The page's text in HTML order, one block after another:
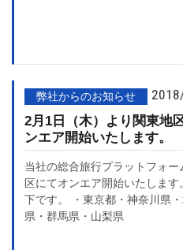
弊社からのお知らせ
2月1日（木）より関東地
ンエア開始いたします。
当社の総合旅行プラットフォ
区にてオンエア開始いたしま
下です。 ・東京都・神奈川県
県・群馬県・山梨県